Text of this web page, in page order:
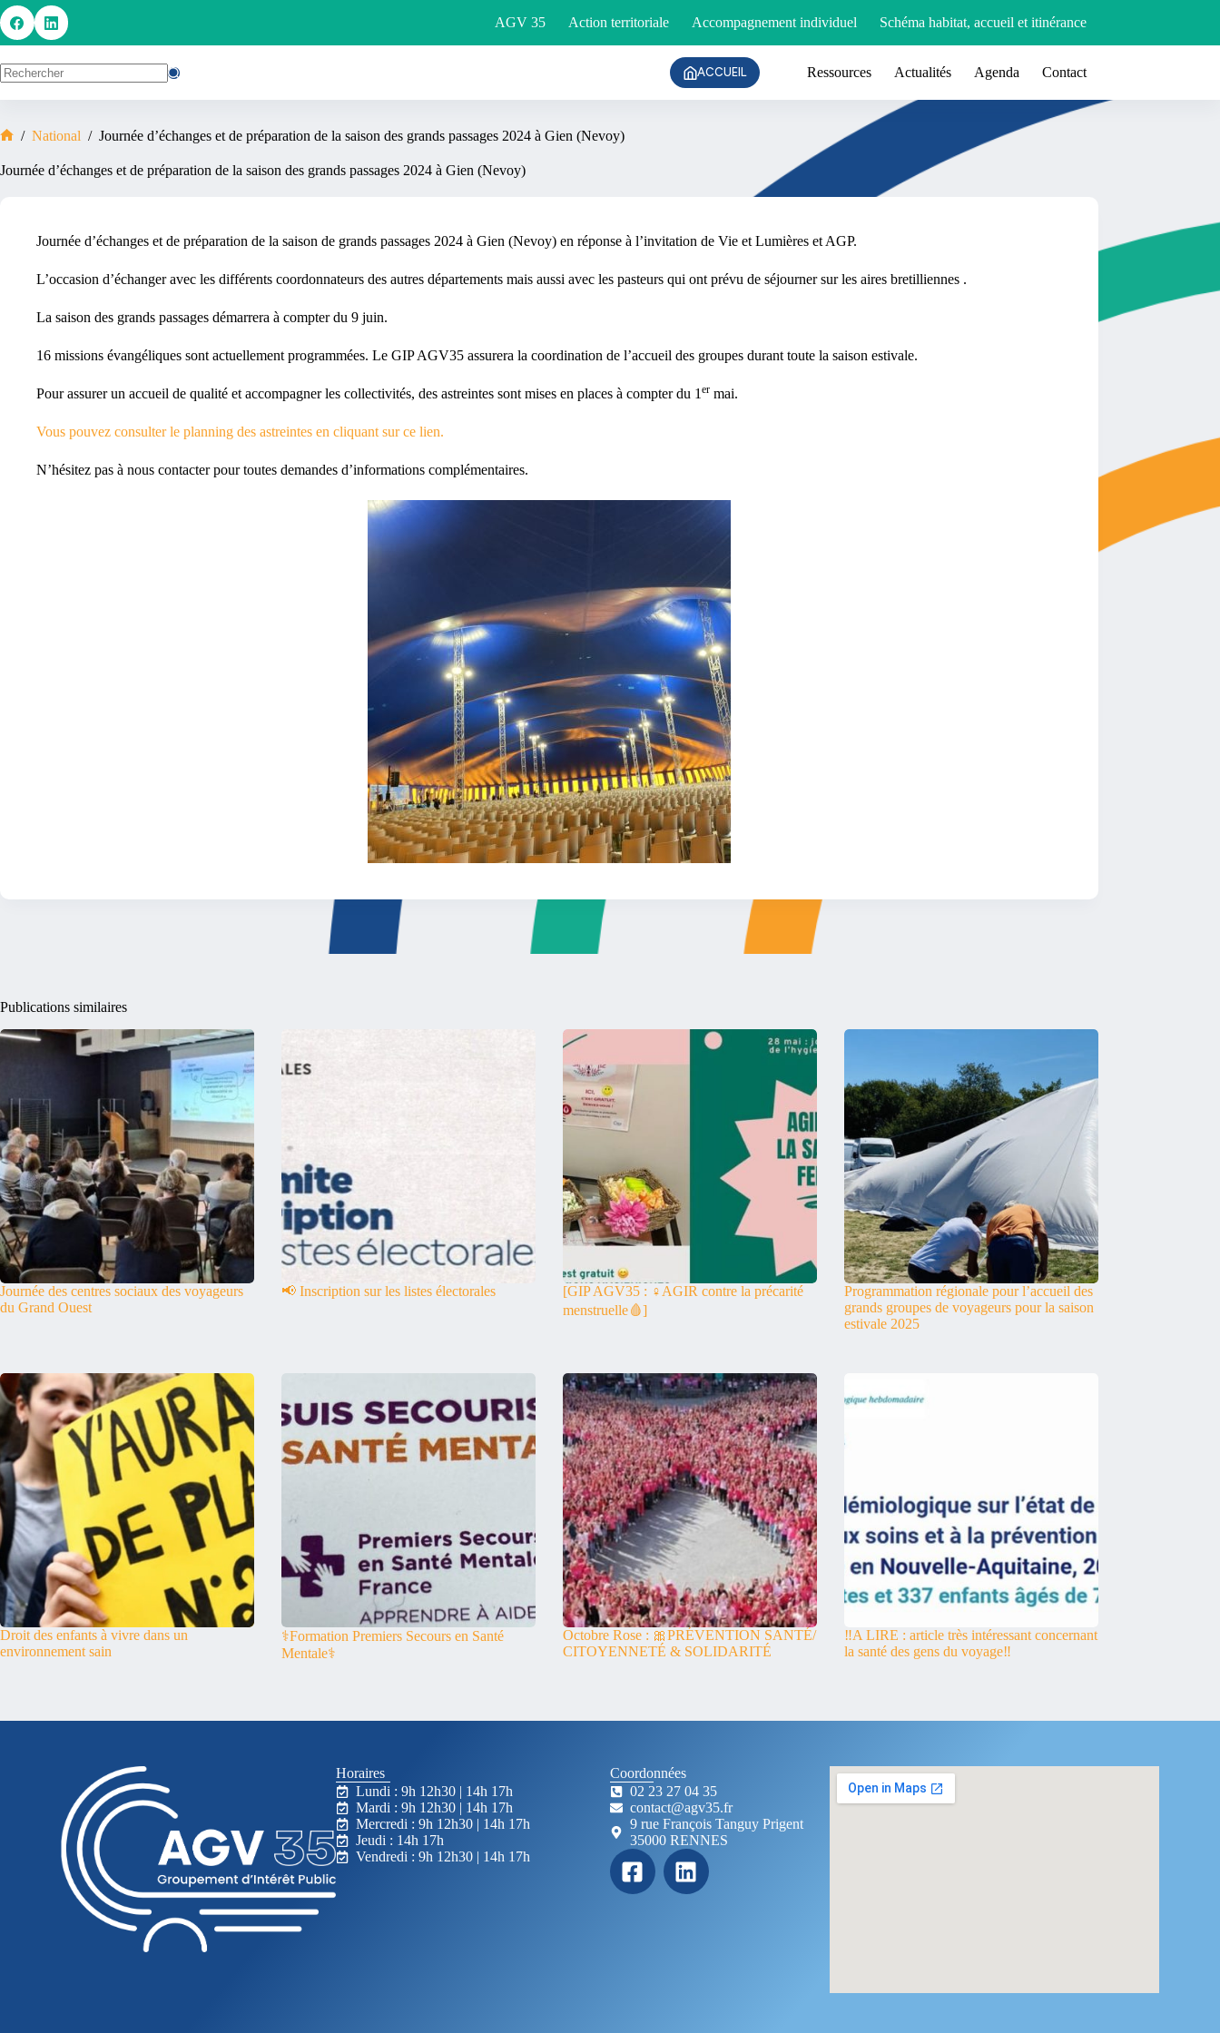
AGV 35 Action territoriale Accompagnement individuel Schéma habitat, accueil et itinérance
ACCUEIL Ressources Actualités Agenda Contact
/ National / Journée d’échanges et de préparation de la saison des grands passages 2024 à Gien (Nevoy)
Journée d’échanges et de préparation de la saison des grands passages 2024 à Gien (Nevoy)
Journée d’échanges et de préparation de la saison de grands passages 2024 à Gien (Nevoy) en réponse à l’invitation de Vie et Lumières et AGP.
L’occasion d’échanger avec les différents coordonnateurs des autres départements mais aussi avec les pasteurs qui ont prévu de séjourner sur les aires bretilliennes .
La saison des grands passages démarrera à compter du 9 juin.
16 missions évangéliques sont actuellement programmées. Le GIP AGV35 assurera la coordination de l’accueil des groupes durant toute la saison estivale.
Pour assurer un accueil de qualité et accompagner les collectivités, des astreintes sont mises en places à compter du 1 er mai.
Vous pouvez consulter le planning des astreintes en cliquant sur ce lien.
N’hésitez pas à nous contacter pour toutes demandes d’informations complémentaires.
Publications similaires
Journée des centres sociaux des voyageurs
du Grand Ouest
📢 Inscription sur les listes électorales
[GIP AGV35 : ♀️AGIR contre la précarité
menstruelle🩸]
Programmation régionale pour l’accueil des
grands groupes de voyageurs pour la saison
estivale 2025
Droit des enfants à vivre dans un
environnement sain
⚕️Formation Premiers Secours en Santé
Mentale⚕️
Octobre Rose : 🎀PRÉVENTION SANTÉ/
CITOYENNETÉ & SOLIDARITÉ
‼️A LIRE : article très intéressant concernant
la santé des gens du voyage‼️
Horaires
Lundi : 9h 12h30 | 14h 17h
Mardi : 9h 12h30 | 14h 17h
Mercredi : 9h 12h30 | 14h 17h
Jeudi : 14h 17h
Vendredi : 9h 12h30 | 14h 17h
Coordonnées
02 23 27 04 35
contact@agv35.fr
9 rue François Tanguy Prigent
35000 RENNES